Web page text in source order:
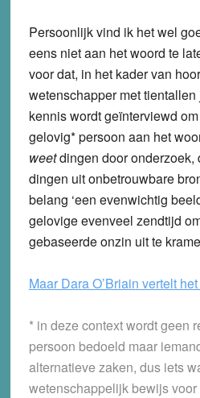
Persoonlijk vind ik het wel
eens niet aan het woord te
voor dat, in het kader van
wetenschapper met
kennis wordt geïnterviewd
gelovig* persoon aan het
weetdingen door onderzoek,
dingen uit onbetrouwbare
belang ‘een evenwichtig
gelovige evenveel zendtijd
gebaseerde onzin uit te
Maar Dara O’Briain vertelt
* in deze context wordt geen
persoon bedoeld maar
alternatieve zaken, dus iets
wetenschappelijk bewijs voor